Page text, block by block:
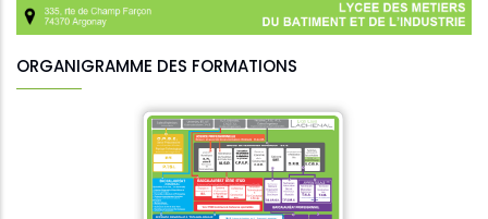
ORGANIGRAMME DES FORMATIONS